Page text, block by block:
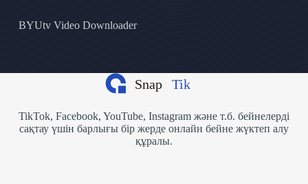
BYUtv Video Downloader
TikTok, Facebook, YouTube, Instagram және т.б. бейнелерді
сақтау үшін барлығы бір жерде онлайн бейне жүктеп алу
құралы.